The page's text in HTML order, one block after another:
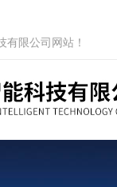
有限公司网站！